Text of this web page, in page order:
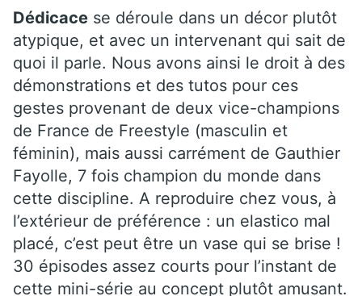
Dédicace se déroule dans un décor plutôt
atypique, et avec un intervenant qui sait de
quoi il parle. Nous avons ainsi le droit à des
démonstrations et des tutos pour ces
gestes provenant de deux vice-champions
de France de Freestyle (masculin et
féminin), mais aussi carrément de Gauthier
Fayolle, 7 fois champion du monde dans
cette discipline. A reproduire chez vous, à
l’extérieur de préférence : un elastico mal
placé, c’est peut être un vase qui se brise !
30 épisodes assez courts pour l’instant de
cette mini-série au concept plutôt amusant.